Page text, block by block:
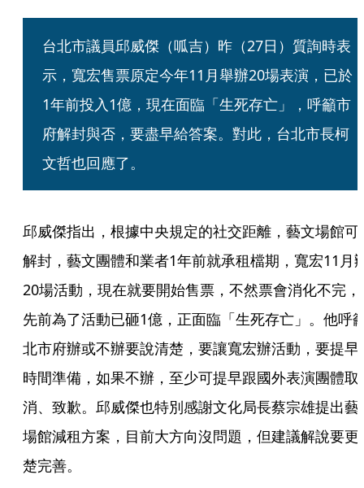
台北市議員邱威傑（呱吉）昨（27日）質詢時表
示，寬宏售票原定今年11月舉辦20場表演，已於
1年前投入1億，現在面臨「生死存亡」，呼籲市
府解封與否，要盡早給答案。對此，台北市長柯
文哲也回應了。
邱威傑指出，根據中央規定的社交距離，藝文場館可
解封，藝文團體和業者1年前就承租檔期，寬宏11月
20場活動，現在就要開始售票，不然票會消化不完，
先前為了活動已砸1億，正面臨「生死存亡」。他呼
北市府辦或不辦要說清楚，要讓寬宏辦活動，要提早
時間準備，如果不辦，至少可提早跟國外表演團體取
消、致歉。邱威傑也特別感謝文化局長蔡宗雄提出藝
場館減租方案，目前大方向沒問題，但建議解說要更
楚完善。